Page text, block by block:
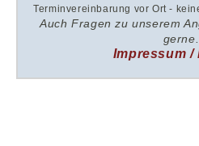
Terminvereinbarung vor Ort -
Auch Fragen zu unserem
gerne.
Impressum /